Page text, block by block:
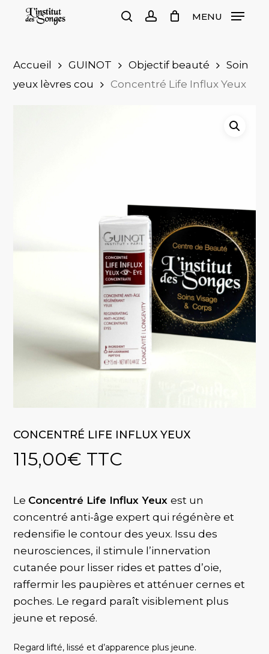
content
MENU
Cart
Accueil GUINOT Objectif beauté
Soin
yeux lèvres cou
Concentré Life Influx Yeux
CONCENTRÉ LIFE INFLUX YEUX
115,00€ TTC
Le Concentré Life Influx Yeuxest un
concentré anti-âge expert qui régénère et
redensifie le contour des yeux. Issu des
neurosciences, il stimule l’innervation
cutanée pour lisser rides et pattes d’oie,
raffermir les paupières et atténuer cernes et
poches. Le regard paraît visiblement plus
jeune et reposé.
Regard lifté, lissé et d’apparence plus jeune.